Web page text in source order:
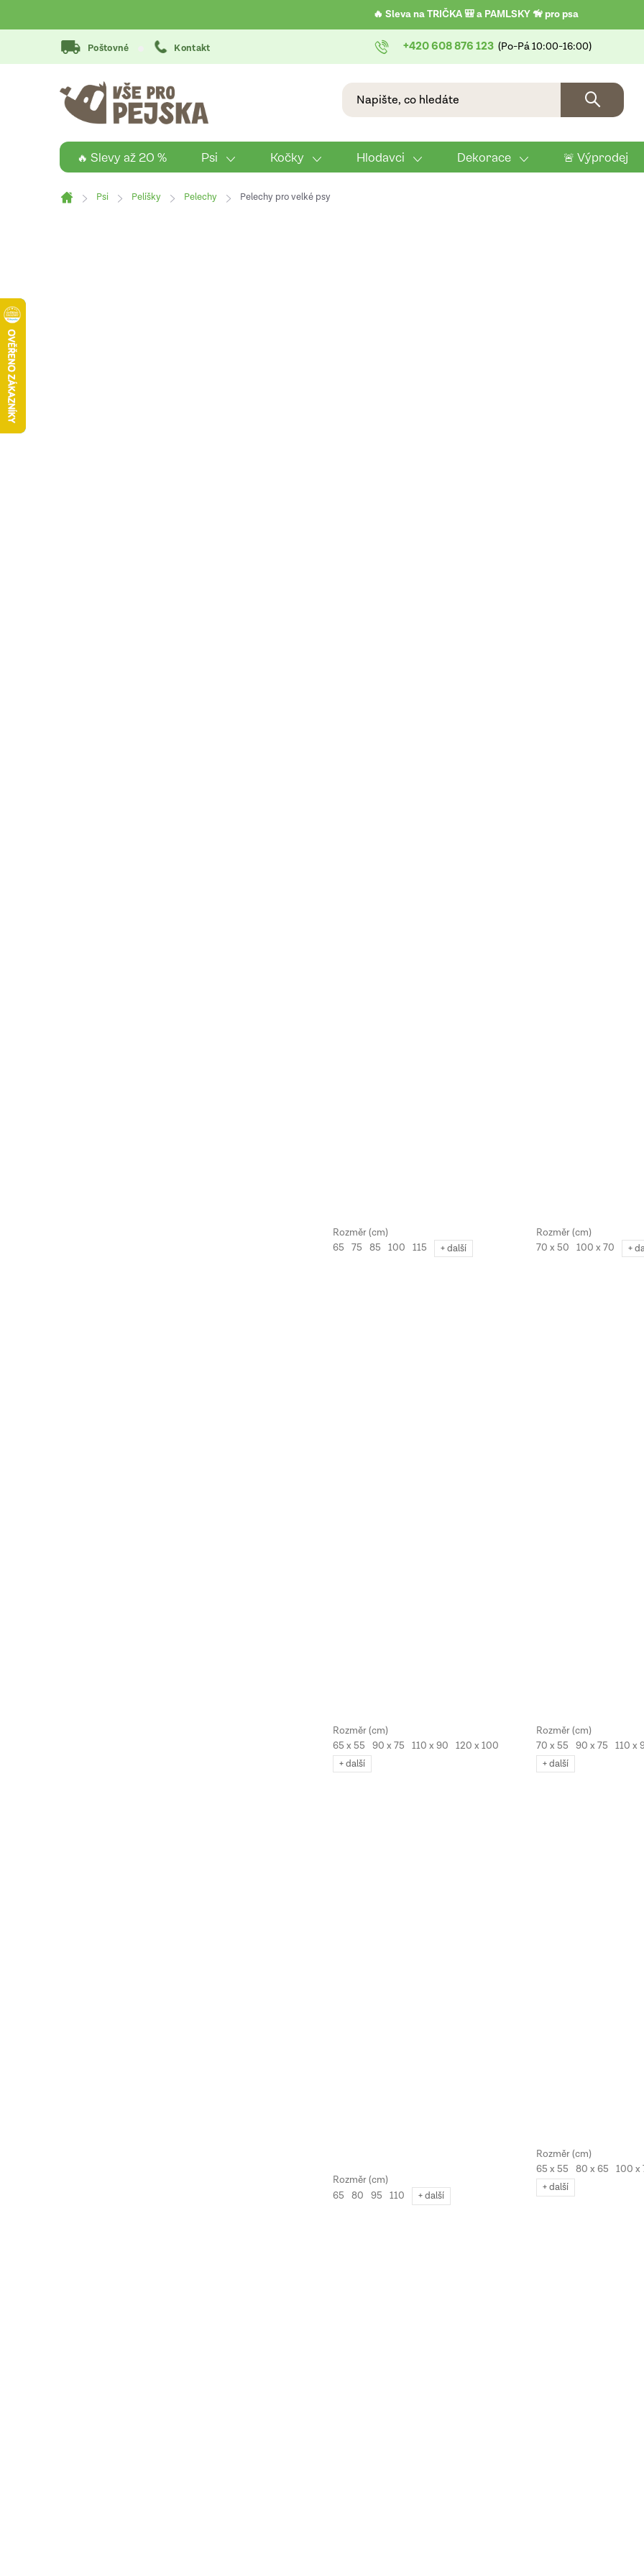
na
🔥 Sleva na TRIČKA 🎒 a PAMLSKY 🦮 pro psa
+420 608 876 123
Poštovné Kontakt
🔥 Slevy až 20 % Psi Kočky Hlodavci Dekorace 🚨 Výprodej
Domů
Psi Pelíšky Pelechy Pelechy pro velké psy
65 75 85 100 115 + další 70 x 50 100 x 70 +
65 x 55 90 x 75 110 x 90 120 x 100 130 x 110
+ další
70 x 55 90 x 75 110 x
+ další
65 80 95 110 + další
65 x 55 80 x 65 100 x
+ další